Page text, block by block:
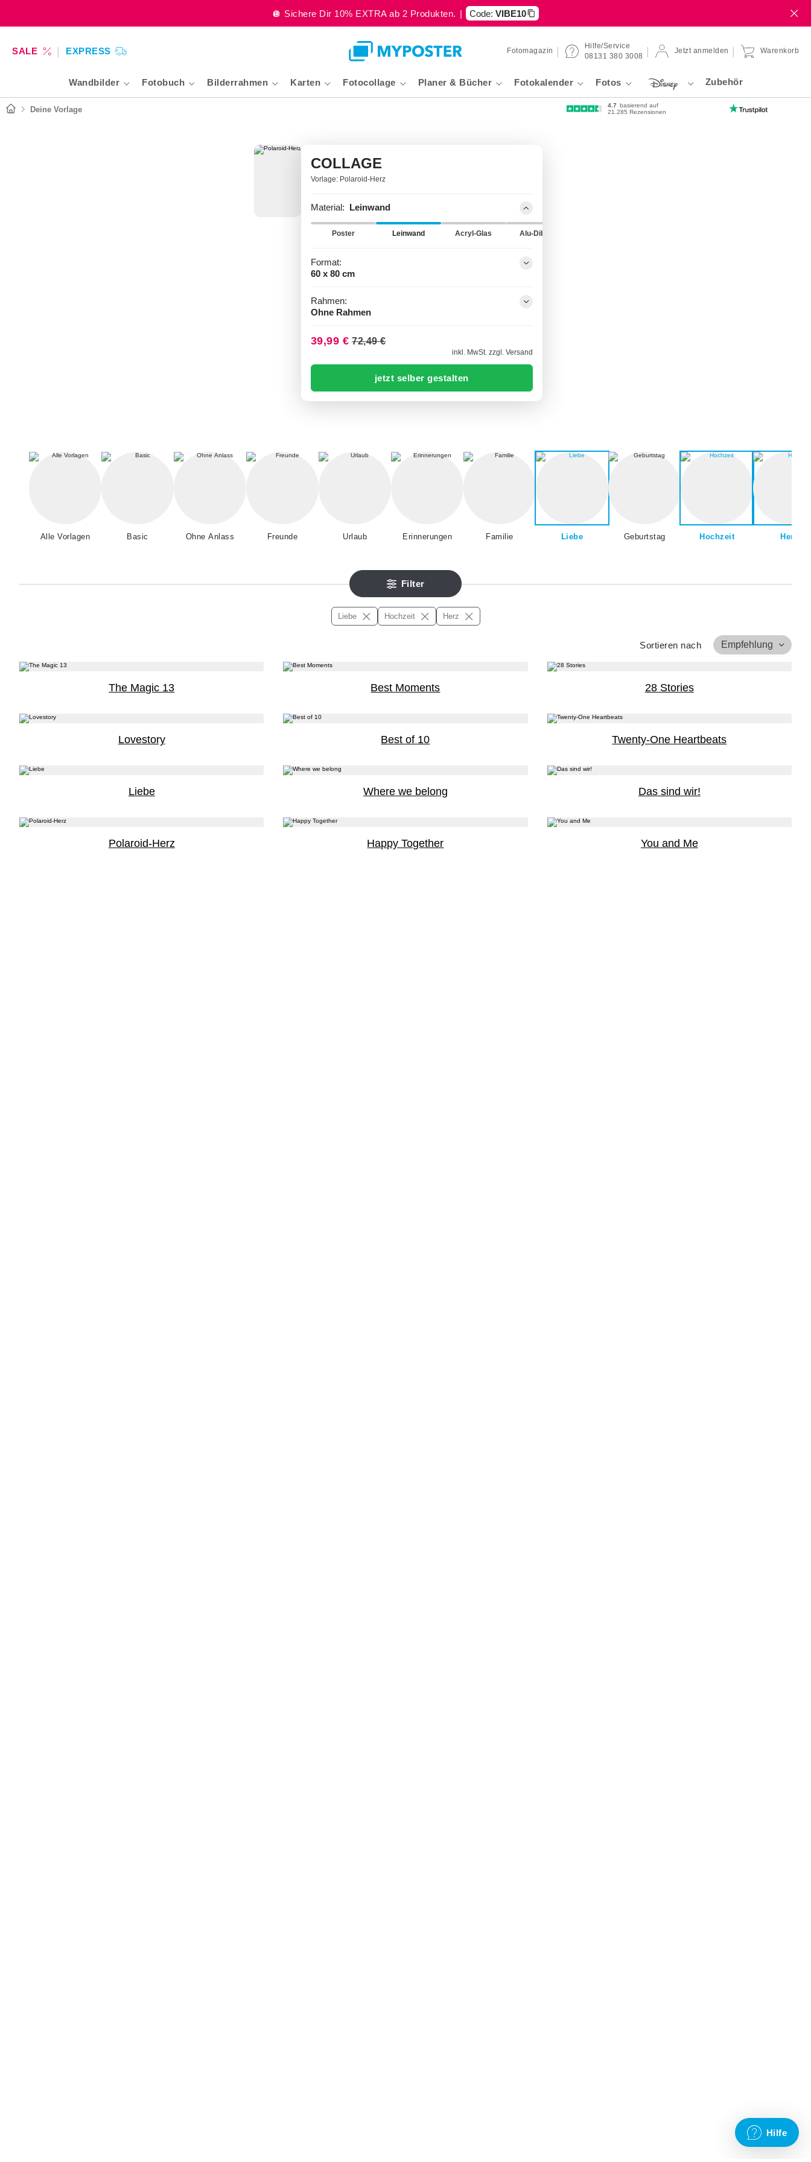
🪩 Sichere Dir 10% EXTRA ab 2 Produkten. | Code: VIBE10
SALE EXPRESS Fotomagazin
Hilfe/Service
08131 380 3008
Jetzt anmelden Warenkorb
Wandbilder Fotobuch Bilderrahmen Karten Fotocollage Planer & Bücher Fotokalender Fotos Zubehör
Deine Vorlage 4.7 basierend auf
21.285 Rezensionen
COLLAGE
Vorlage: Polaroid-Herz
Material: Leinwand
Poster Leinwand Acryl-Glas Alu-Dibond
Format:
60 x 80 cm
Rahmen:
Ohne Rahmen
39,99 € 72,49 €
inkl. MwSt. zzgl. Versand
jetzt selber gestalten
Alle Vorlagen Basic Ohne Anlass Freunde Urlaub Erinnerungen Familie Liebe Geburtstag Hochzeit Herz
Filter
Liebe Hochzeit Herz
Sortieren nach Empfehlung
The Magic 13 Best Moments 28 Stories
Lovestory Best of 10 Twenty-One Heartbeats
Liebe Where we belong Das sind wir!
Polaroid-Herz Happy Together You and Me
Hilfe